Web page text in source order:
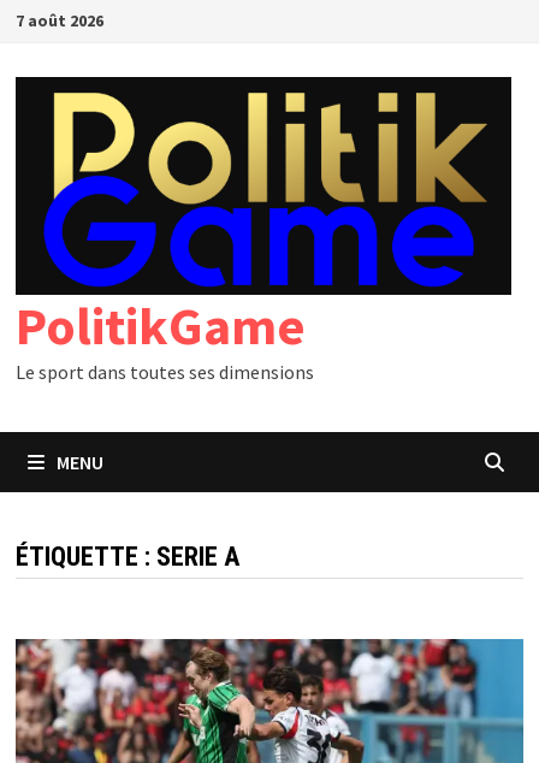
Passer
contenu
7 août 2026
PolitikGame
Le sport dans toutes ses dimensions
MENU
ÉTIQUETTE : SERIE A